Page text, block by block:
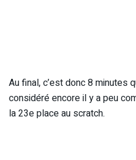
Au final, c’est donc 8 minutes
considéré encore il y a peu
la 23e place au scratch.